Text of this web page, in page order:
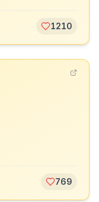
1210
769